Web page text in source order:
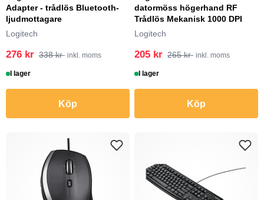
Adapter - trådlös Bluetooth-
ljudmottagare
Logitech
276 kr 338 kr inkl. moms
I lager
Köp
datormöss högerhand RF
Trådlös Mekanisk 1000 DPI
Logitech
205 kr 265 kr inkl. moms
I lager
Köp